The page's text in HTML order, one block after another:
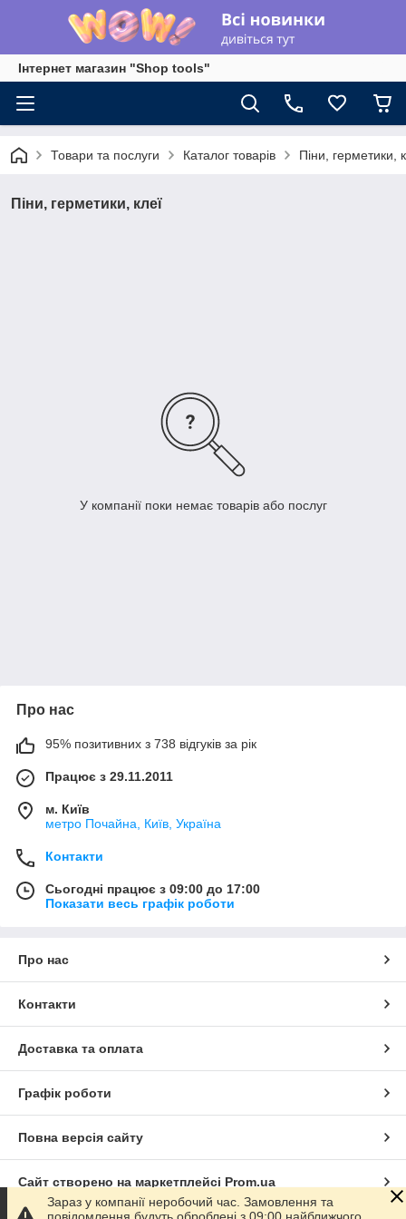
Інтернет магазин "Shop tools"
Товари та послуги Каталог товарів Піни, герметики,
Піни, герметики, клеї
У компанії поки немає товарів або послуг
Про нас
95% позитивних з 738 відгуків за рік
Працює з 29.11.2011
м. Київ
метро Почайна, Київ, Україна
Контакти
Сьогодні працює з 09:00 до 17:00
Показати весь графік роботи
Про нас
Контакти
Доставка та оплата
Графік роботи
Повна версія сайту
Сайт створено на маркетплейсі Prom.ua
Зараз у компанії неробочий час. Замовлення та